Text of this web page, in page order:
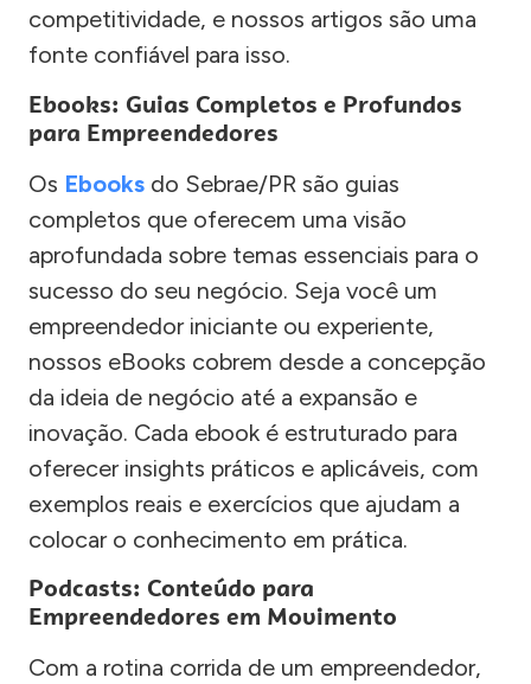
competitividade, e nossos artigos são uma
fonte confiável para isso.
Ebooks: Guias Completos e Profundos
para Empreendedores
Os Ebooks do Sebrae/PR são guias
completos que oferecem uma visão
aprofundada sobre temas essenciais para o
sucesso do seu negócio. Seja você um
empreendedor iniciante ou experiente,
nossos eBooks cobrem desde a concepção
da ideia de negócio até a expansão e
inovação. Cada ebook é estruturado para
oferecer insights práticos e aplicáveis, com
exemplos reais e exercícios que ajudam a
colocar o conhecimento em prática.
Podcasts: Conteúdo para
Empreendedores em Movimento
Com a rotina corrida de um empreendedor,